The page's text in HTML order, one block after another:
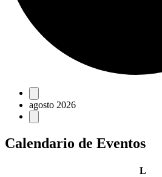
Eventos
agosto 2026
Calendario de Eventos
Llunes